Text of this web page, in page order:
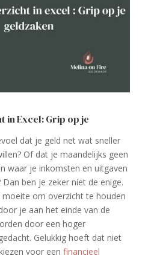
in Excel: Grip op je
dat je geld net wat sneller
Of dat je maandelijks geen
waar je inkomsten en uitgaven
ben je zeker niet de enige.
moeite om overzicht te houden
je aan het einde van de
door een hoger
Gelukkig hoeft dat niet
voor een financieel